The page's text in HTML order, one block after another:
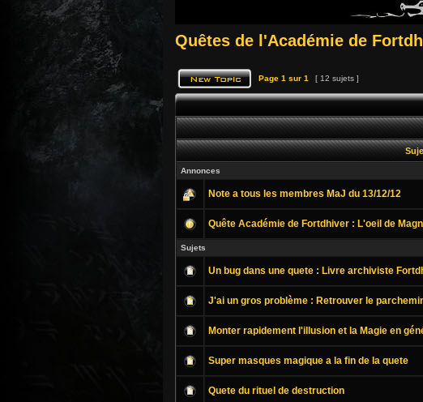
Quêtes de l'Académie de
Page 1 sur 1 [ 12 sujets ]
Annonces
Note a tous les membres MaJ du 13/12/12
Quête Académie de Fortdhiver : L'oeil de
Sujets
Un bug dans une quete : Livre archiviste
J'ai un gros problème : Retrouver le
Monter rapidement l'illusion et la Magie en
Super masques magique a la fin de la quete
Quete du rituel de destruction